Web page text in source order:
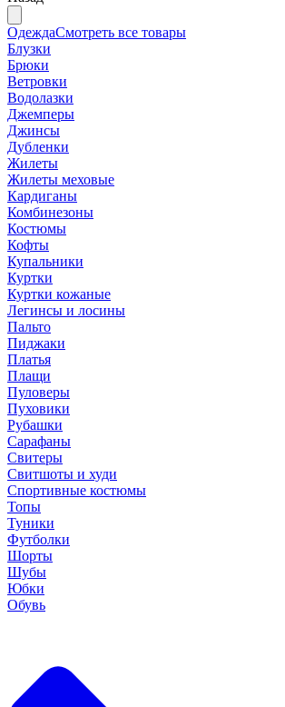
ОдеждаСмотреть все товары
Блузки
Брюки
Ветровки
Водолазки
Джемперы
Джинсы
Дубленки
Жилеты
Жилеты меховые
Кардиганы
Комбинезоны
Костюмы
Кофты
Купальники
Куртки
Куртки кожаные
Легинсы и лосины
Пальто
Пиджаки
Платья
Плащи
Пуловеры
Пуховики
Рубашки
Сарафаны
Свитеры
Свитшоты и худи
Спортивные костюмы
Топы
Туники
Футболки
Шорты
Шубы
Юбки
Обувь